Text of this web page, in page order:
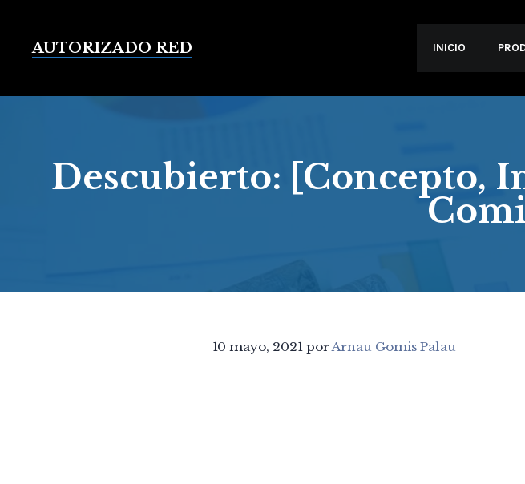
contenido
AUTORIZADO RED INICIO
Descubierto: [Concepto,
10 mayo, 2021 por Arnau Gomis Palau